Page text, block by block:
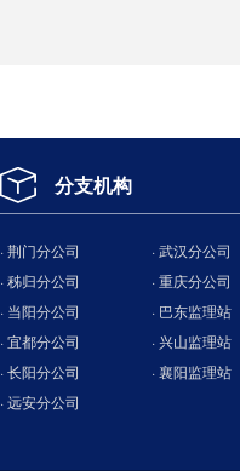
分支机构
· 荆门分公司
· 秭归分公司
· 当阳分公司
· 宜都分公司
· 长阳分公司
· 远安分公司
· 武汉分公司
· 重庆分公司
· 巴东监理站
· 兴山监理站
· 襄阳监理站